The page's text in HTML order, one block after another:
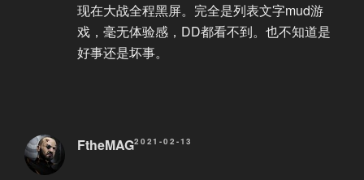
现在大战全程黑屏。完全是列表文字mud游
戏，毫无体验感，DD都看不到。也不知道是
好事还是坏事。
FtheMAG2021-02-13